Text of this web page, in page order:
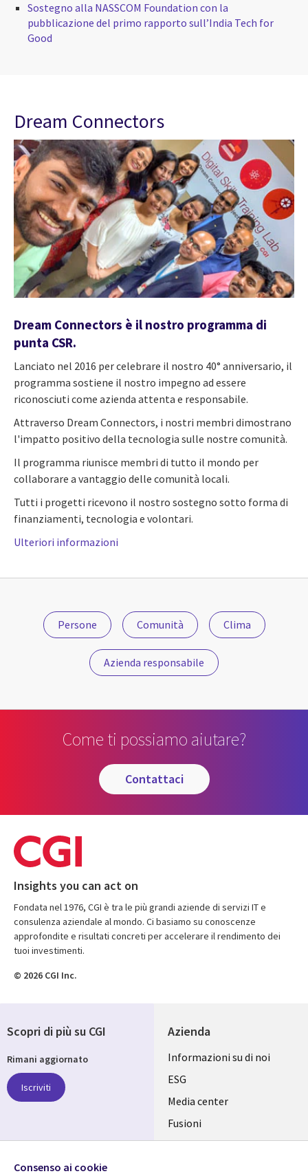
Sostegno alla NASSCOM Foundation con la
pubblicazione del primo rapporto sull’India Tech for
Good
Dream Connectors
Dream Connectors è il nostro programma di
punta CSR.
Lanciato nel 2016 per celebrare il nostro 40° anniversario, il
programma sostiene il nostro impegno ad essere
riconosciuti come azienda attenta e responsabile.
Attraverso Dream Connectors, i nostri membri dimostrano
l'impatto positivo della tecnologia sulle nostre comunità.
Il programma riunisce membri di tutto il mondo per
collaborare a vantaggio delle comunità locali.
Tutti i progetti ricevono il nostro sostegno sotto forma di
finanziamenti, tecnologia e volontari.
Ulteriori informazioni
Persone Comunità Clima
Azienda responsabile
Come ti possiamo aiutare?
contattaci
Insights you can act on
Fondata nel 1976, CGI è tra le più grandi aziende di servizi IT e
consulenza aziendale al mondo. Ci basiamo su conoscenze
approfondite e risultati concreti per accelerare il rendimento dei
tuoi investimenti.
© 2026 CGI Inc.
Azienda
Useful
links
ITALY
IT
Informazioni su di noi
ESG
Media center
Fusioni
Investitori
Scopri di più su CGI
Rimani aggiornato
Iscriviti
Consenso ai cookie